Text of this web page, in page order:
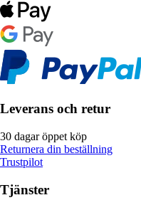
Leverans och retur
30 dagar öppet köp
Returnera din beställning
Trustpilot
Tjänster